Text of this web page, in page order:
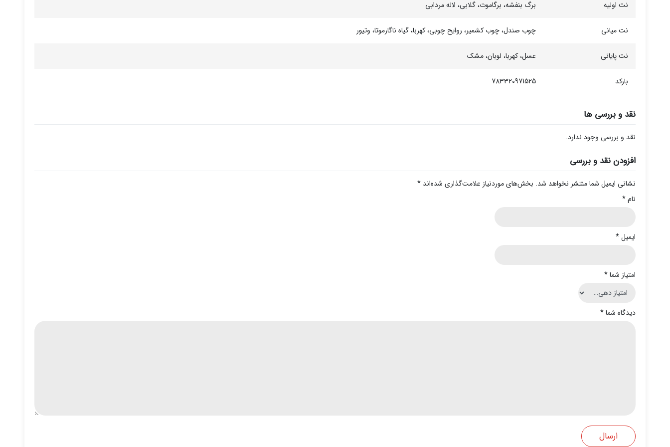
نت اولیه برگ بنفشه، برگاموت، گلابی، لاله مردابی
نت میانی چوب صندل، چوب کشمیر، روایح چوبی، کهربا، گیاه ناگارموتا، وتیور
نت پایانی عسل، کهربا، لوبان، مشک
بارکد 783320971525
نقد و بررسی ها
نقد و بررسی وجود ندارد.
افزودن نقد و بررسی
نشانی ایمیل شما منتشر نخواهد شد. بخش‌های موردنیاز علامت‌گذاری شده‌اند *
نام*
ایمیل*
امتیاز شما*
دیدگاه شما*